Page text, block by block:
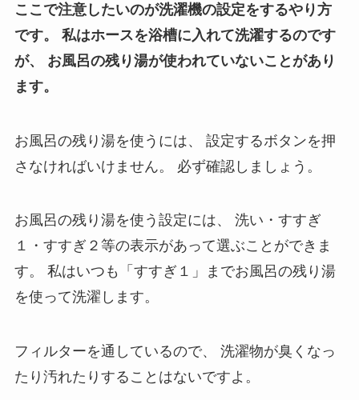
ここで注意したいのが洗濯機の設定をするやり方
です。
私はホースを浴槽に入れて洗濯するのです
が、
お風呂の残り湯が使われていないことがあり
ます。
お風呂の残り湯を使うには、
設定するボタンを押
さなければいけません。
必ず確認しましょう。
お風呂の残り湯を使う設定には、
洗い・すすぎ
１・すすぎ２等の表示があって選ぶことができま
す。
私はいつも「すすぎ１」までお風呂の残り湯
を使って洗濯します。
フィルターを通しているので、
洗濯物が臭くなっ
たり汚れたりすることはないですよ。